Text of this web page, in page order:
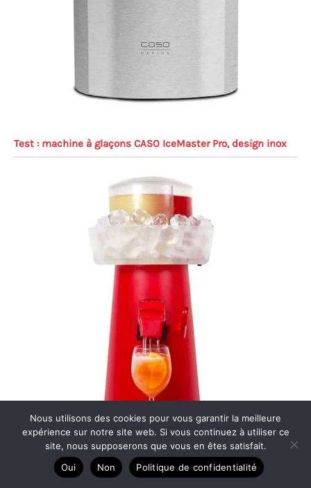
Test : machine à glaçons CASO IceMaster Pro, design inox
Test du pulvérisateur Sprizzer Aperol : apéro sans effort
Nous utilisons des cookies pour vous garantir la meilleure
expérience sur notre site web. Si vous continuez à utiliser ce
site, nous supposerons que vous en êtes satisfait.
Oui
Non Politique de confidentialité